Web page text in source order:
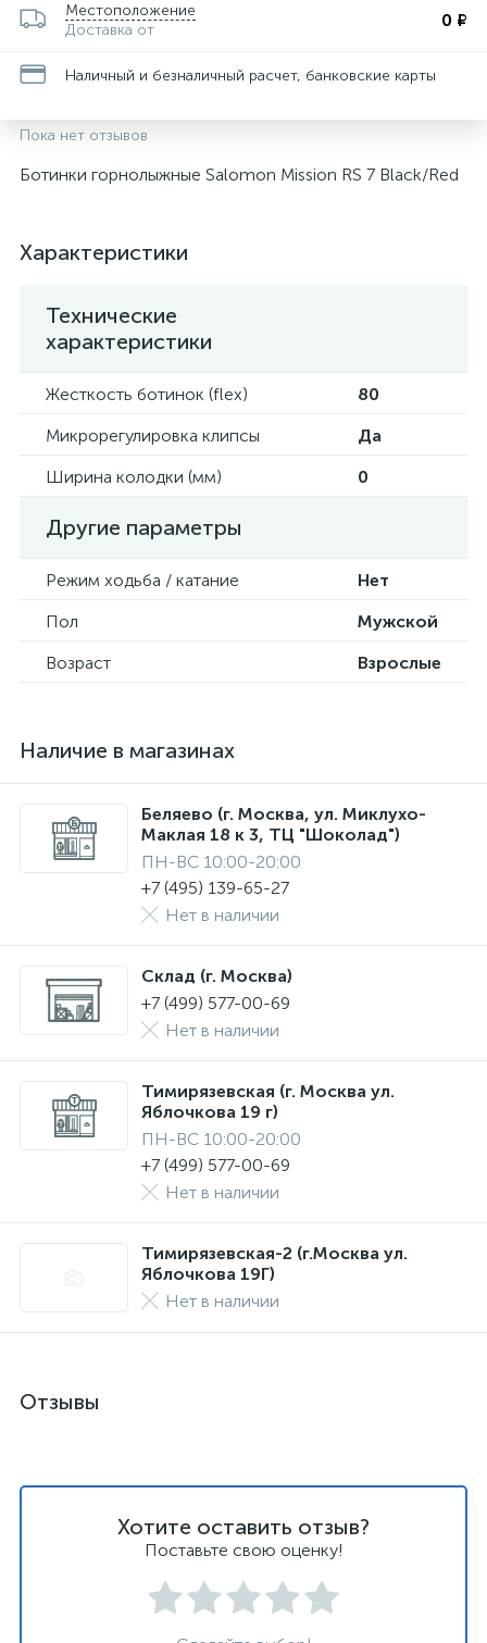
Местоположение
Доставка от
0 ₽
Наличный и безналичный расчет, банковские карты
Пока нет отзывов
Ботинки горнолыжные Salomon Mission RS 7 Black/Red
Характеристики
Технические
характеристики
Жесткость ботинок (flex)
80
Микрорегулировка клипсы
Да
Ширина колодки (мм)
0
Другие параметры
Режим ходьба / катание
Нет
Пол
Мужской
Возраст
Взрослые
Наличие в магазинах
Беляево (г. Москва, ул. Миклухо-
Маклая 18 к 3, ТЦ "Шоколад")
ПН-ВС 10:00-20:00
+7 (495) 139-65-27
Нет в наличии
Склад (г. Москва)
+7 (499) 577-00-69
Нет в наличии
Тимирязевская (г. Москва ул.
Яблочкова 19 г)
ПН-ВС 10:00-20:00
+7 (499) 577-00-69
Нет в наличии
Тимирязевская-2 (г.Москва ул.
Яблочкова 19Г)
Нет в наличии
Отзывы
Хотите оставить отзыв?
Поставьте свою оценку!